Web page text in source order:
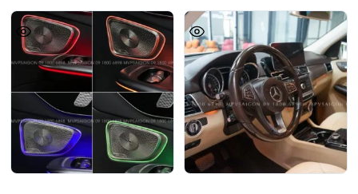
2022 2023